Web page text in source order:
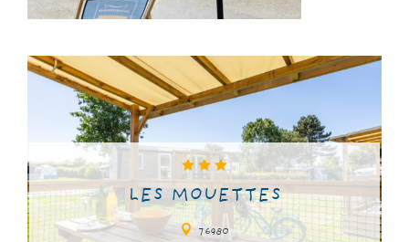
LES MOUETTES
76980